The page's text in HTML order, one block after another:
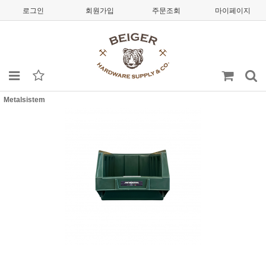
로그인 회원가입 주문조회 마이페이지
Metalsistem